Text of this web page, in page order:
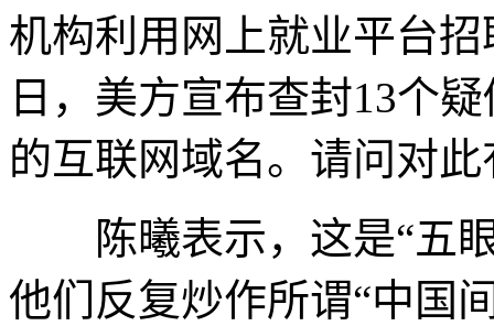
机构利用网上就业平台
日，美方宣布查封13个
的互联网域名。请问对
陈曦表示，这是“五眼
他们反复炒作所谓“中国